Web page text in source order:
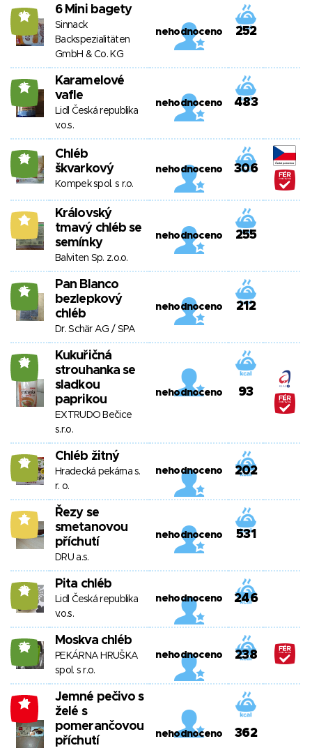
10 6 Mini bagety
Sinnack
Backspezialitäten
GmbH & Co. KG
nehodnoceno 252
15
Karamelové
vafle
Lidl Česká republika
v.o.s.
nehodnoceno 483
21
Chléb
škvarkový
Kompek spol. s r.o.
nehodnoceno 306
9
Královský
tmavý chléb se
semínky
Balviten Sp. z.o.o.
nehodnoceno 255
15
Pan Blanco
bezlepkový
chléb
Dr. Schär AG / SPA
nehodnoceno 212
21
Kukuřičná
strouhanka se
sladkou
paprikou
EXTRUDO Bečice
s.r.o.
nehodnoceno 93
13 Chléb žitný
Hradecká pekárna s.
r. o.
nehodnoceno 202
5
Řezy se
smetanovou
příchutí
DRU a.s.
nehodnoceno 531
12 Pita chléb
Lidl Česká republika
v.o.s.
nehodnoceno 246
26 Moskva chléb
PEKÁRNA HRUŠKA
spol. s r.o.
nehodnoceno 238
-4
Jemné pečivo s
želé s
pomerančovou
příchutí
nehodnoceno 362